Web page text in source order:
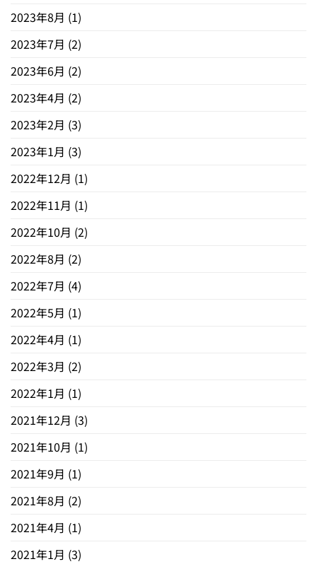
2023年8月 (1)
2023年7月 (2)
2023年6月 (2)
2023年4月 (2)
2023年2月 (3)
2023年1月 (3)
2022年12月 (1)
2022年11月 (1)
2022年10月 (2)
2022年8月 (2)
2022年7月 (4)
2022年5月 (1)
2022年4月 (1)
2022年3月 (2)
2022年1月 (1)
2021年12月 (3)
2021年10月 (1)
2021年9月 (1)
2021年8月 (2)
2021年4月 (1)
2021年1月 (3)